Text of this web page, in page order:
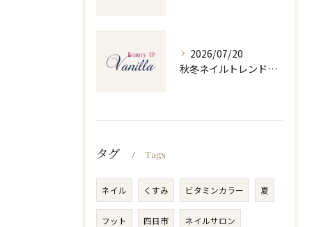
2026/07/20
秋冬ネイルトレンドで人気ネイルを大人上品に楽しむ旬デザイン実践ガイド
タグ Tags
ネイル くすみ ビタミンカラー 夏
フット 四日市 ネイルサロン